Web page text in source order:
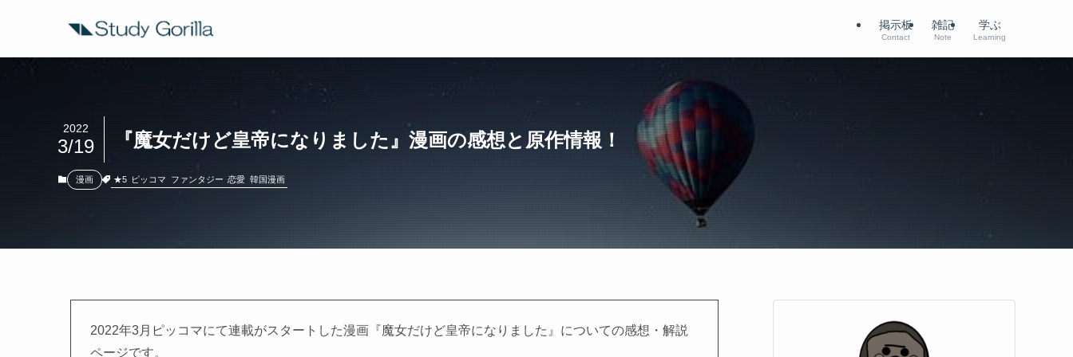
掲示板
Contact
雑記
Note
学ぶ
Learning
『魔女だけど皇帝になりました』漫画の感想と原作情報！
2022
3/19
漫画 ★5 ピッコマ ファンタジー 恋愛 韓国漫画
2022年3月ピッコマにて連載がスタートした漫画『魔女だけど皇帝になりました』についての感想・解説
ページです。